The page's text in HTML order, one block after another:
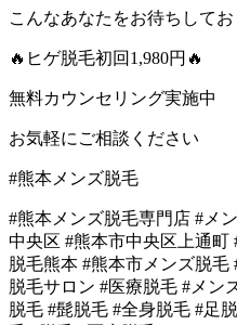
こんなあなたをお待ちしてお
🔥ヒゲ脱毛初回1,980円🔥
無料カウンセリング実施中
お気軽にご相談ください
#熊本メンズ脱毛
#熊本メンズ脱毛専門店 #メ
中央区 #熊本市中央区上通町
脱毛熊本 #熊本市メンズ脱毛
脱毛サロン #医療脱毛 #メン
脱毛 #髭脱毛 #全身脱毛 #足